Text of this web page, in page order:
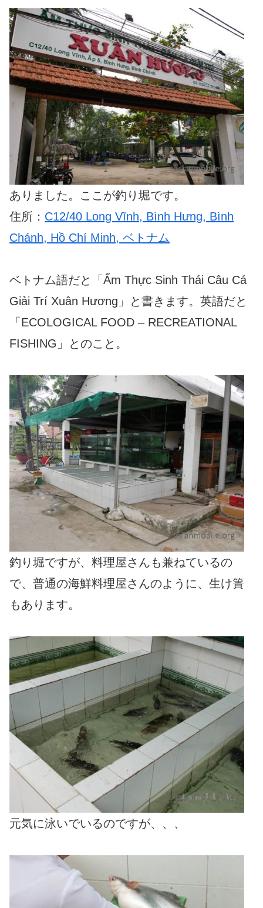
ありました。ここが釣り堀です。
住所： C12/40 Long Vĩnh, Bình Hưng, Bình
Chánh, Hồ Chí Minh, ベトナム
ベトナム語だと「Ẩm Thực Sinh Thái Câu Cá
Giải Trí Xuân Hương」と書きます。英語だと
「ECOLOGICAL FOOD – RECREATIONAL
FISHING」とのこと。
釣り堀ですが、料理屋さんも兼ねているの
で、普通の海鮮料理屋さんのように、生け簀
もあります。
元気に泳いでいるのですが、、、